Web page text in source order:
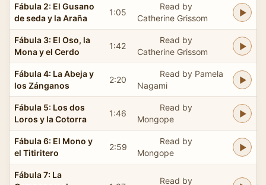
Fábula 2: El Gusano
de seda y la Araña
1:05
Read by
Catherine Grissom
Fábula 3: El Oso, la
Mona y el Cerdo
1:42
Read by
Catherine Grissom
Fábula 4: La Abeja y
los Zánganos
2:20
Read by Pamela
Nagami
Fábula 5: Los dos
Loros y la Cotorra
1:46
Read by
Mongope
Fábula 6: El Mono y
el Titiritero
2:59
Read by
Mongope
Fábula 7: La
Read by